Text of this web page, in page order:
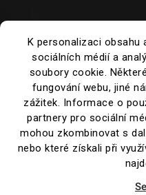
K personalizaci obsahu
sociálních médií a
soubory cookie.
fungování webu, jiné
zážitek. Informace o
partnery pro sociální
mohou zkombinovat s
nebo které získali při
SEARCH